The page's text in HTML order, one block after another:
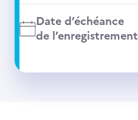
Date d’échéance
de l’enregistrement